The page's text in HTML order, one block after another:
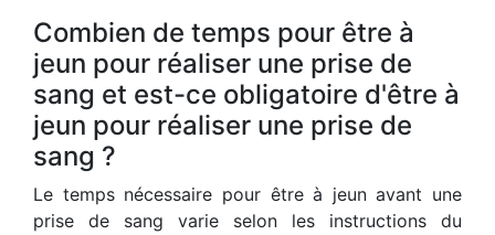
Combien de temps pour être à
jeun pour réaliser une prise de
sang et est-ce obligatoire d'être à
jeun pour réaliser une prise de
sang ?
Le temps nécessaire pour être à jeun avant une
prise de sang varie selon les instructions du